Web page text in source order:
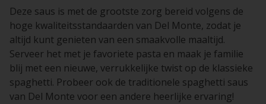
Deze saus is met de grootste zorg bereid volgens de
hoge kwaliteitsstandaarden van Del Monte, zodat je
altijd kunt genieten van een smaakvolle maaltijd.
Serveer het met je favoriete pasta en maak je familie
blij met een nieuwe, verrukkelijke twist op de klassieke
spaghetti. Probeer ook de traditionele spaghetti saus
van Del Monte voor een andere heerlijke ervaring!